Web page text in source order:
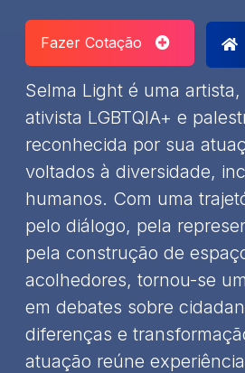
Fazer Cotação
Selma Light é uma
ativista LGBTQIA+ e
reconhecida por sua
voltados à diversidade,
humanos. Com uma
pelo diálogo, pela
pela construção de
acolhedores, tornou-se
em debates sobre
diferenças e
atuação reúne